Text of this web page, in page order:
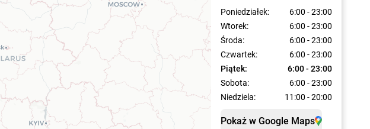
Poniedziałek:
6:00 - 23:00
Wtorek:
6:00 - 23:00
Środa:
6:00 - 23:00
Czwartek:
6:00 - 23:00
Piątek:
6:00 - 23:00
Sobota:
6:00 - 23:00
Niedziela:
11:00 - 20:00
Pokaż w Google Maps